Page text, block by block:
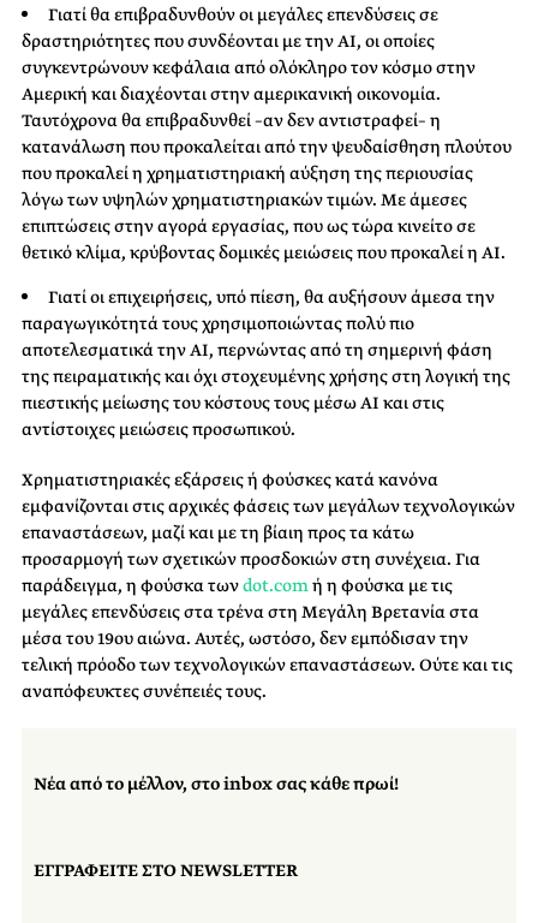
Γιατί θα επιβραδυνθούν οι μεγάλες επενδύσεις σε
δραστηριότητες που συνδέονται με την ΑΙ, οι οποίες
συγκεντρώνουν κεφάλαια από ολόκληρο τον κόσμο στην
Αμερική και διαχέονται στην αμερικανική οικονομία.
Ταυτόχρονα θα επιβραδυνθεί –αν δεν αντιστραφεί– η
κατανάλωση που προκαλείται από την ψευδαίσθηση πλούτου
που προκαλεί η χρηματιστηριακή αύξηση της περιουσίας
λόγω των υψηλών χρηματιστηριακών τιμών. Με άμεσες
επιπτώσεις στην αγορά εργασίας, που ως τώρα κινείτο σε
θετικό κλίμα, κρύβοντας δομικές μειώσεις που προκαλεί η ΑΙ.
Γιατί οι επιχειρήσεις, υπό πίεση, θα αυξήσουν άμεσα την
παραγωγικότητά τους χρησιμοποιώντας πολύ πιο
αποτελεσματικά την ΑΙ, περνώντας από τη σημερινή φάση
της πειραματικής και όχι στοχευμένης χρήσης στη λογική της
πιεστικής μείωσης του κόστους τους μέσω ΑΙ και στις
αντίστοιχες μειώσεις προσωπικού.
Χρηματιστηριακές εξάρσεις ή φούσκες κατά κανόνα
εμφανίζονται στις αρχικές φάσεις των μεγάλων τεχνολογικών
επαναστάσεων, μαζί και με τη βίαιη προς τα κάτω
προσαρμογή των σχετικών προσδοκιών στη συνέχεια. Για
παράδειγμα, η φούσκα τωνdot.comή η φούσκα με τις
μεγάλες επενδύσεις στα τρένα στη Μεγάλη Βρετανία στα
μέσα του 19ου αιώνα. Αυτές, ωστόσο, δεν εμπόδισαν την
τελική πρόοδο των τεχνολογικών επαναστάσεων. Ούτε και τις
αναπόφευκτες συνέπειές τους.
Νέα από το μέλλον, στο inbox σας κάθε πρωί!
ΕΓΓΡΑΦΕΙΤΕ ΣΤΟ NEWSLETTER